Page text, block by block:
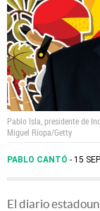
Pablo Isla, presidente de
Miguel Riopa/Getty
PABLO CANTÓ 15
El diario